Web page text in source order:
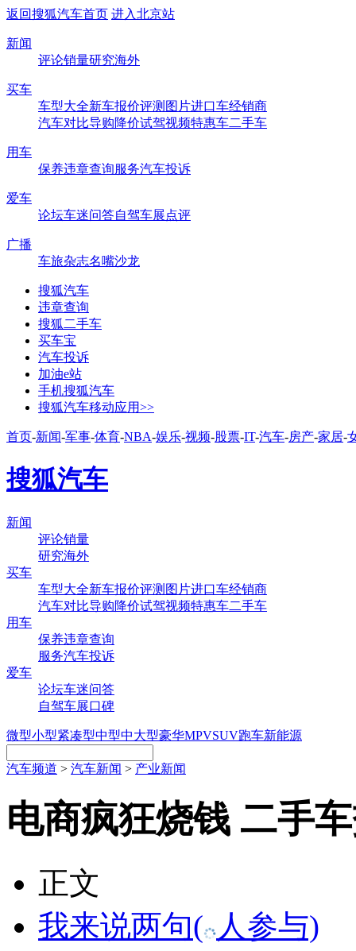
返回搜狐汽车首页 进入北京站
新闻
评论销量研究海外
买车
车型大全新车报价评测 图片进口车经销商
汽车对比导购降价试驾视频特惠车二手车
用车
保养违章查询服务汽车投诉
爱车
论坛车迷问答自驾车展点评
广播
车旅杂志名嘴沙龙
搜狐汽车
违章查询
搜狐二手车
买车宝
汽车投诉
加油e站
手机搜狐汽车
搜狐汽车移动应用>>
首页-新闻-军事-体育-NBA-娱乐-视频-股票-IT-汽车-房产-家居-
搜狐汽车
新闻
评论销量
研究海外
买车
车型大全新车报价评测 图片进口车经销商
汽车对比导购降价试驾视频特惠车二手车
用车
保养违章查询
服务汽车投诉
爱车
论坛车迷问答
自驾车展口碑
微型小型紧凑型中型中大型豪华MPVSUV跑车新能源
汽车频道 > 汽车新闻 > 产业新闻
电商疯狂烧钱 二手
正文
我来说两句( 人参与)